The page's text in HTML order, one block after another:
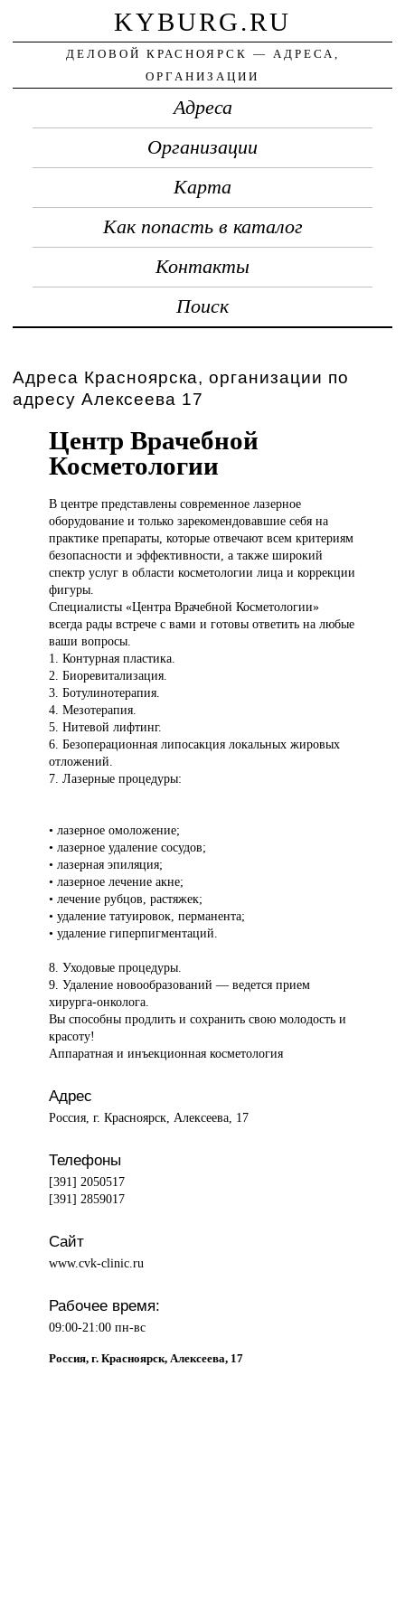
KYBURG.RU
ДЕЛОВОЙ КРАСНОЯРСК — АДРЕСА,
ОРГАНИЗАЦИИ
Адреса
Организации
Карта
Как попасть в каталог
Контакты
Поиск
Адреса Красноярска, организации по
адресу Алексеева 17
Центр Врачебной
Косметологии
В центрепредставлены современное лазерное
оборудование и только зарекомендовавшие себя на
практике препараты, которые отвечают всем критериям
безопасности и эффективности, а также широкий
спектр услуг в области косметологии лица и коррекции
фигуры.
Специалисты «Центра Врачебной Косметологии»
всегда рады встрече с вами и готовы ответить на любые
ваши вопросы.
1. Контурная пластика.
2. Биоревитализация.
3. Ботулинотерапия.
4. Мезотерапия.
5. Нитевой лифтинг.
6. Безоперационная липосакция локальных жировых
отложений.
7. Лазерные процедуры:
• лазерное омоложение;
• лазерное удаление сосудов;
• лазерная эпиляция;
• лазерное лечение акне;
• лечение рубцов, растяжек;
• удаление татуировок, перманента;
• удаление гиперпигментаций.
8. Уходовые процедуры.
9. Удаление новообразований — ведется прием
хирурга-онколога.
Вы способны продлить и сохранить свою молодость и
красоту!
Аппаратная и инъекционная косметология
Адрес
Россия, г. Красноярск, Алексеева, 17
Телефоны
[391] 2050517
[391] 2859017
Сайт
www.cvk-clinic.ru
Рабочее время:
09:00-21:00 пн-вс
Россия, г. Красноярск, Алексеева, 17